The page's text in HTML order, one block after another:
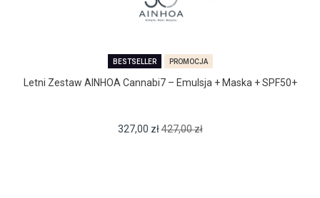
BESTSELLER PROMOCJA
Letni Zestaw AINHOA Cannabi7 – Emulsja + Maska + SPF50+
327,00 zł427,00zł